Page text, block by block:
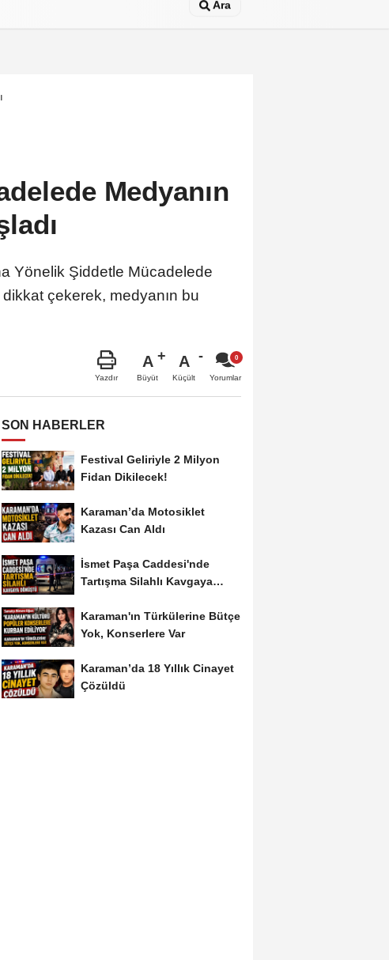
Ara
Medyanın
Yönelik Şiddetle Mücadelede
çekerek, medyanın bu
Yazdır
A
Büyüt
A
Küçült Yorumlar
SON HABERLER
Festival Geliriyle 2 Milyon
Fidan Dikilecek!
Karaman’da Motosiklet
Kazası Can Aldı
İsmet Paşa Caddesi'nde
Tartışma Silahlı Kavgaya
Karaman'ın Türkülerine Bütçe
Yok, Konserlere Var
Karaman’da 18 Yıllık Cinayet
Çözüldü